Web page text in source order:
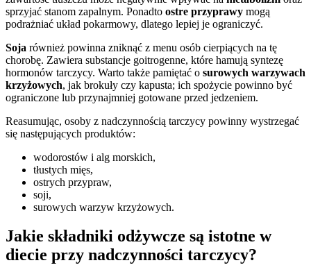
sprzyjać stanom zapalnym. Ponadto ostre przyprawy mogą
podrażniać układ pokarmowy, dlatego lepiej je ograniczyć.
Soja również powinna zniknąć z menu osób cierpiących na tę
chorobę. Zawiera substancje goitrogenne, które hamują syntezę
hormonów tarczycy. Warto także pamiętać o surowych warzywach
krzyżowych, jak brokuły czy kapusta; ich spożycie powinno być
ograniczone lub przynajmniej gotowane przed jedzeniem.
Reasumując, osoby z nadczynnością tarczycy powinny wystrzegać
się następujących produktów:
wodorostów i alg morskich,
tłustych mięs,
ostrych przypraw,
soji,
surowych warzyw krzyżowych.
Jakie składniki odżywcze są istotne w
diecie przy nadczynności tarczycy?